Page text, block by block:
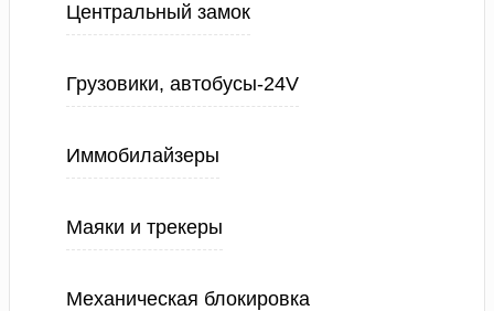
Центральный замок
Грузовики, автобусы-24V
Иммобилайзеры
Маяки и трекеры
Механическая блокировка